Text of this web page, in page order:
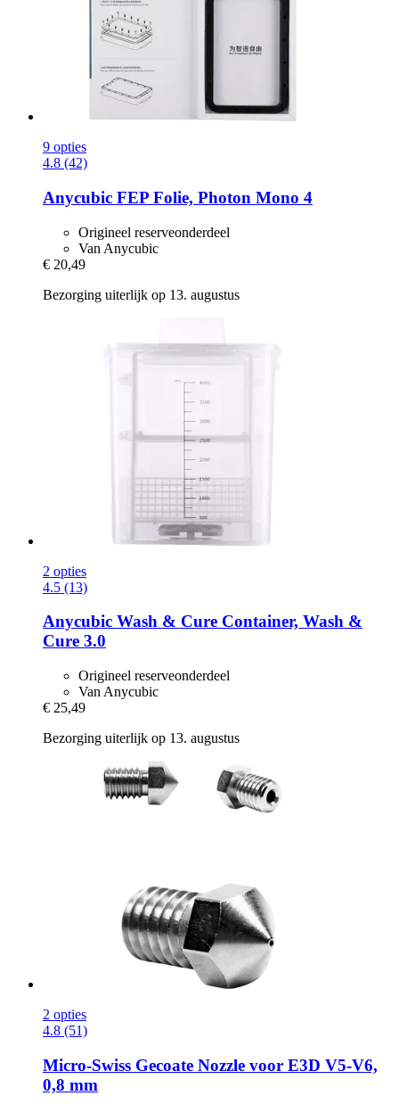
9 opties
4.8 (42)
Anycubic FEP Folie, Photon Mono 4
Origineel reserveonderdeel
Van Anycubic
€ 20,49
Bezorging uiterlijk op 13. augustus
2 opties
4.5 (13)
Anycubic Wash & Cure Container, Wash &
Cure 3.0
Origineel reserveonderdeel
Van Anycubic
€ 25,49
Bezorging uiterlijk op 13. augustus
2 opties
4.8 (51)
Micro-Swiss Gecoate Nozzle voor E3D V5-​V6,
0,8 mm